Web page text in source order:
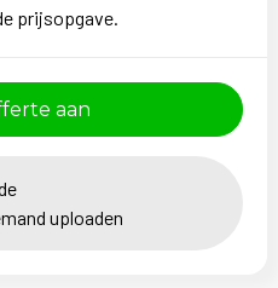
prijsopgave.
aan
uploaden